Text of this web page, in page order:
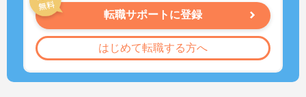
転職サポートに登録
はじめて転職する方へ